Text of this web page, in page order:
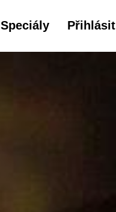
Speciály Přihlásit